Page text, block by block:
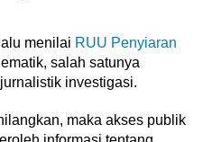
menilai RUU Penyiaran
salah satunya
investigasi.
maka akses publik